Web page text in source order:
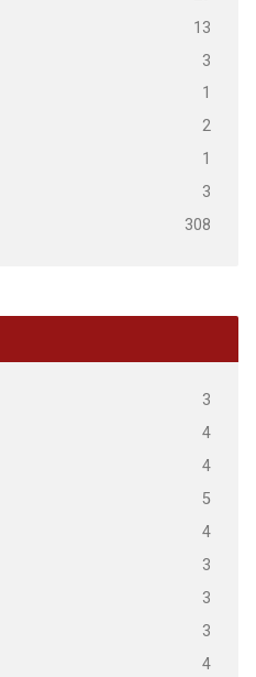
13
3
1
2
1
3
308
3
4
4
5
4
3
3
3
4